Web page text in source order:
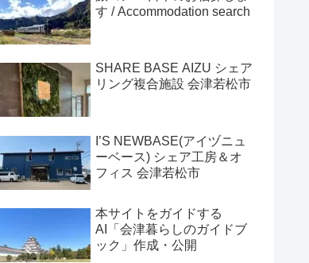
す / Accommodation search
SHARE BASE AIZU シェア
リング複合施設 会津若松市
I’S NEWBASE(アイヅニュ
ーベース) シェア工房＆オ
フィス 会津若松市
本サイトをガイドする
AI「会津暮らしのガイドブ
ック」作成・公開